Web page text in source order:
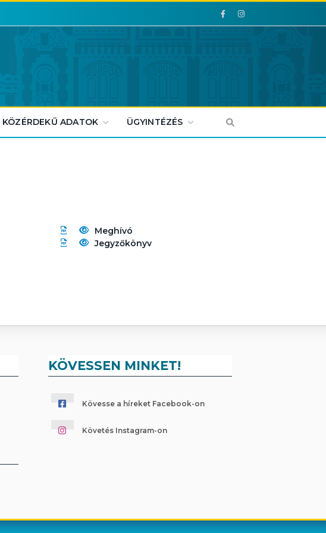
Facebook
Facebook
KÖZÉRDEKŰ ADATOK ÜGYINTÉZÉS
Meghívó
Jegyzőkönyv
KÖVESSEN MINKET!
Kövesse a híreket Facebook-on
Követés Instagram-on